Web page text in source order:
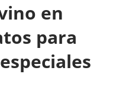
en
para